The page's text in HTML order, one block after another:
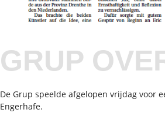
GRUP
De Grup speelde afgelopen vrijdag voor
Engerhafe.